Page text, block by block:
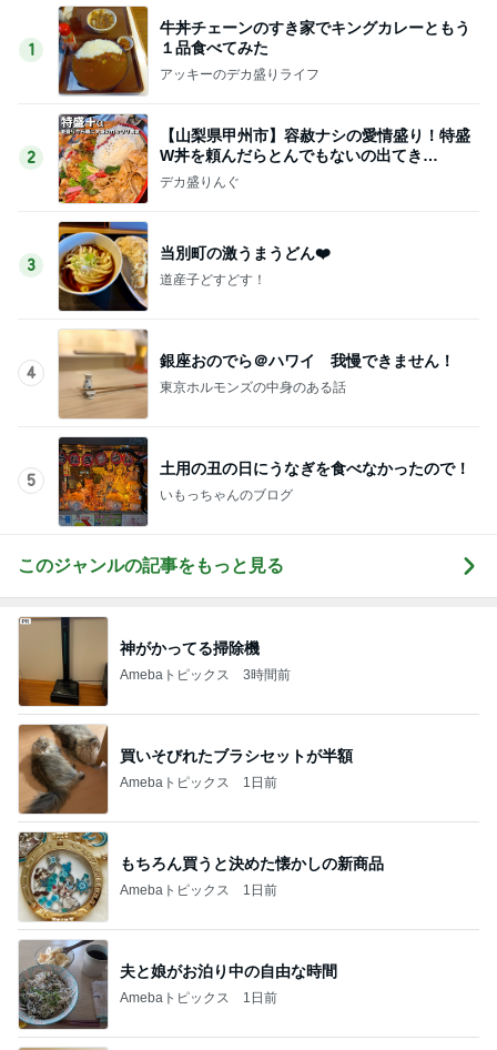
1
牛丼チェーンのすき家でキングカレーともう
１品食べてみた
アッキーのデカ盛りライフ
2
【山梨県甲州市】容赦ナシの愛情盛り！特盛
W丼を頼んだらとんでもないの出てき
た…！〜花藤食堂さん〜
デカ盛りんぐ
3
当別町の激うまうどん❤️
道産子どすどす！
4
銀座おのでら＠ハワイ 我慢できません！
東京ホルモンズの中身のある話
5
土用の丑の日にうなぎを食べなかったので！
いもっちゃんのブログ
このジャンルの記事をもっと見る
神がかってる掃除機
Amebaトピックス 3時間前
買いそびれたブラシセットが半額
Amebaトピックス 1日前
もちろん買うと決めた懐かしの新商品
Amebaトピックス 1日前
夫と娘がお泊り中の自由な時間
Amebaトピックス 1日前